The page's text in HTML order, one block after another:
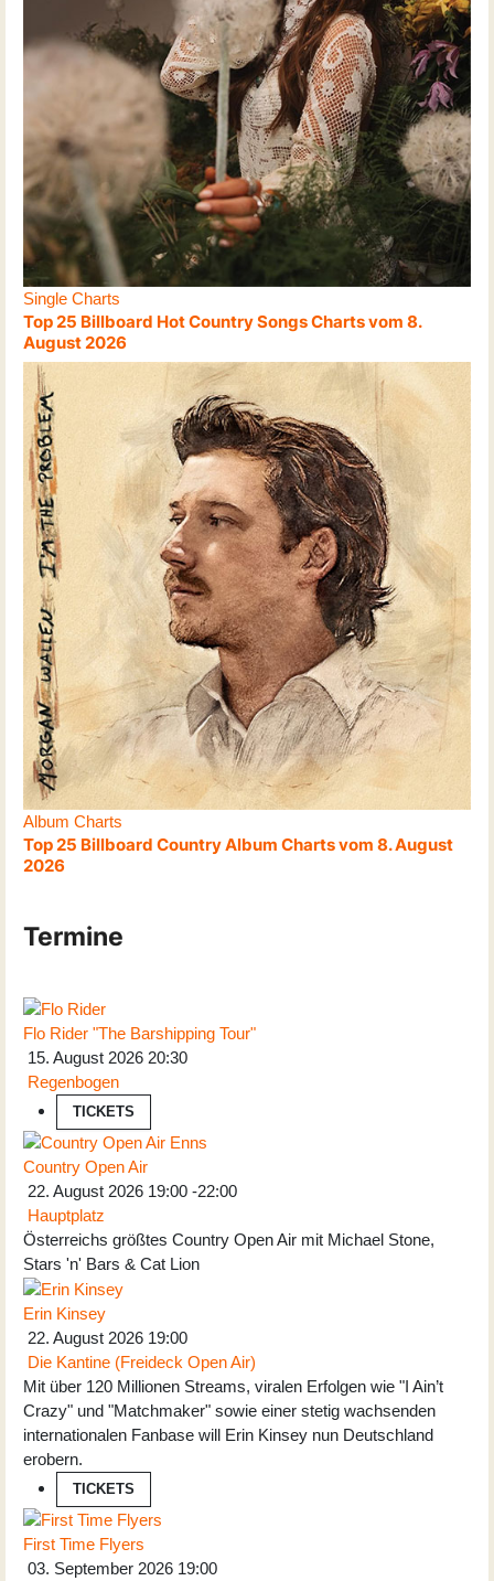
Single Charts
Top 25 Billboard Hot Country Songs Charts vom 8.
August 2026
Album Charts
Top 25 Billboard Country Album Charts vom 8. August
2026
Termine
Flo Rider "The Barshipping Tour"
15. August 2026 20:30
Regenbogen
TICKETS
Country Open Air
22. August 2026 19:00 -22:00
Hauptplatz
Österreichs größtes Country Open Air mit Michael Stone,
Stars 'n' Bars & Cat Lion
Erin Kinsey
22. August 2026 19:00
Die Kantine (Freideck Open Air)
Mit über 120 Millionen Streams, viralen Erfolgen wie "I Ain’t
Crazy" und "Matchmaker" sowie einer stetig wachsenden
internationalen Fanbase will Erin Kinsey nun Deutschland
erobern.
TICKETS
First Time Flyers
03. September 2026 19:00